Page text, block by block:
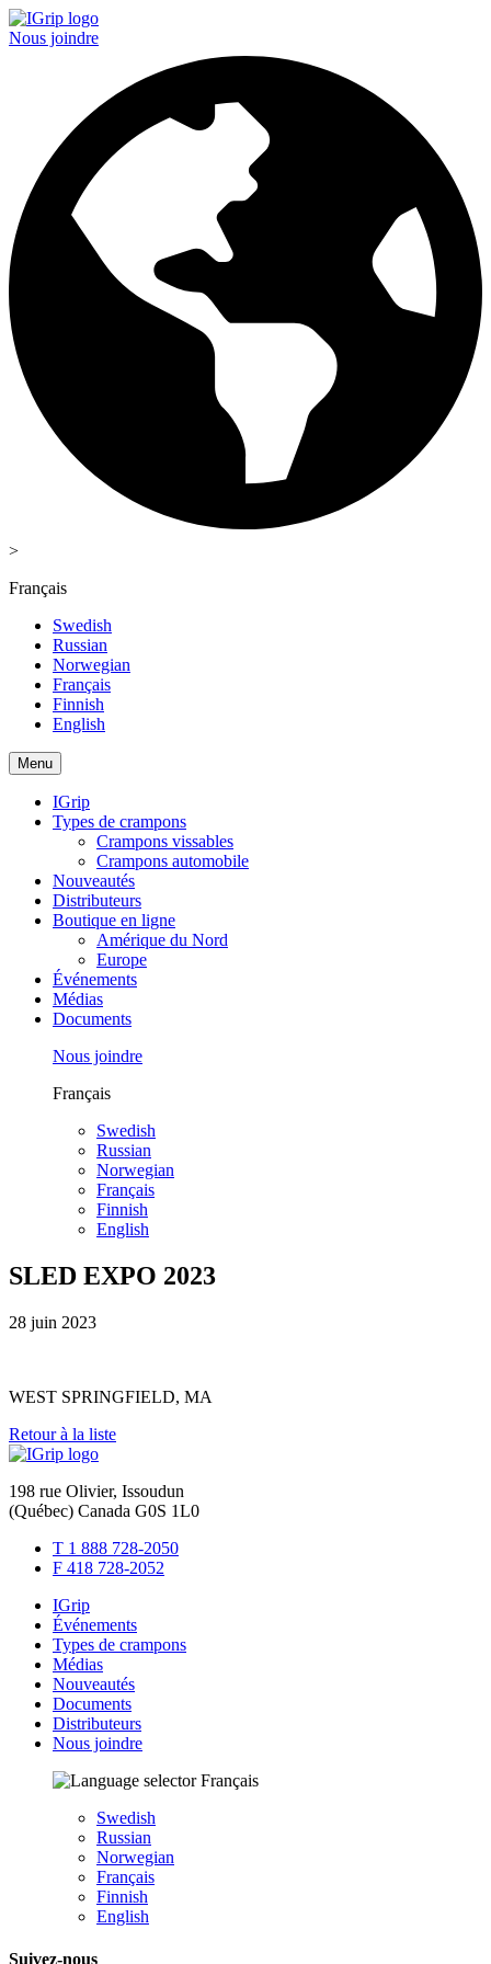
Nous joindre
>
Français
Swedish
Russian
Norwegian
Français
Finnish
English
Menu
IGrip
Types de crampons
Crampons vissables
Crampons automobile
Nouveautés
Distributeurs
Boutique en ligne
Amérique du Nord
Europe
Événements
Médias
Documents
Nous joindre
Français
Swedish
Russian
Norwegian
Français
Finnish
English
SLED EXPO 2023
28 juin 2023
WEST SPRINGFIELD, MA
Retour à la liste
198 rue Olivier, Issoudun
(Québec) Canada G0S 1L0
T 1 888 728-2050
F 418 728-2052
IGrip
Événements
Types de crampons
Médias
Nouveautés
Documents
Distributeurs
Nous joindre
Français
Swedish
Russian
Norwegian
Français
Finnish
English
Suivez-nous